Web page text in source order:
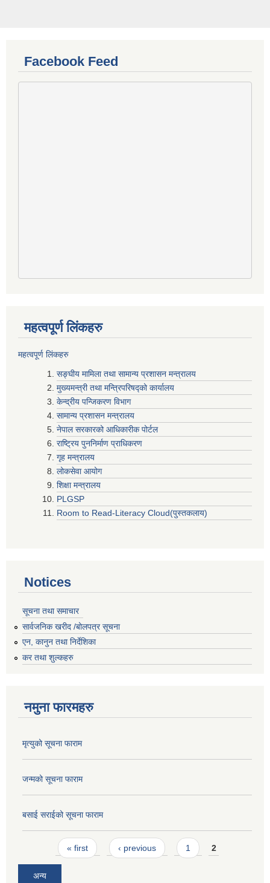
Facebook Feed
महत्वपूर्ण लिंकहरु
महत्वपूर्ण लिंकहरु
सङ्घीय मामिला तथा सामान्य प्रशासन मन्त्रालय
मुख्यमन्त्री तथा मन्त्रिपरिषद्‍को कार्यालय
केन्द्रीय पन्जिकरण विभाग
सामान्य प्रशासन मन्त्रालय
नेपाल सरकारको आधिकारीक पोर्टल
राष्ट्रिय पुननिर्माण प्राधिकरण
गृह मन्त्रालय
लोकसेवा आयोग
शिक्षा मन्त्रालय
PLGSP
Room to Read-Literacy Cloud(पुस्तकलाय)
Notices
सूचना तथा समाचार
सार्वजनिक खरीद /बोलपत्र सूचना
एन, कानुन तथा निर्देशिका
कर तथा शुल्कहरु
नमुना फारमहरु
मृत्युको सूचना फाराम
जन्मको सूचना फाराम
बसाई सराईको सूचना फाराम
Pages« first ‹ previous 1 2
अन्य